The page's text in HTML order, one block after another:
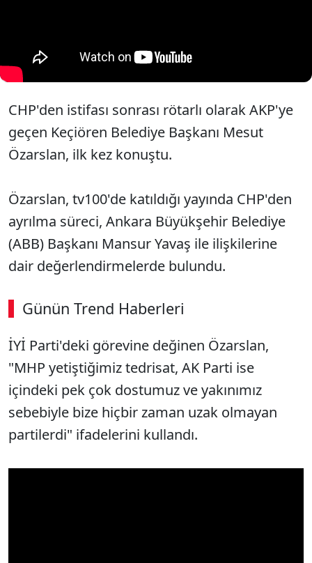
CHP'den istifası sonrası rötarlı olarak AKP'ye
geçen Keçiören Belediye Başkanı Mesut
Özarslan, ilk kez konuştu.
Özarslan, tv100'de katıldığı yayında CHP'den
ayrılma süreci, Ankara Büyükşehir Belediye
(ABB) Başkanı Mansur Yavaş ile ilişkilerine
dair değerlendirmelerde bulundu.
Günün Trend Haberleri
İYİ Parti'deki görevine değinen Özarslan,
"MHP yetiştiğimiz tedrisat, AK Parti ise
içindeki pek çok dostumuz ve yakınımız
sebebiyle bize hiçbir zaman uzak olmayan
partilerdi" ifadelerini kullandı.